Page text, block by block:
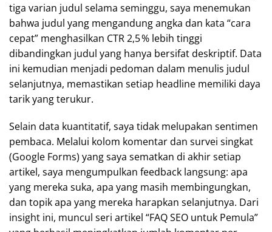
tiga varian judul selama seminggu, saya menemukan
bahwa judul yang mengandung angka dan kata “cara
cepat” menghasilkan CTR 2,5 % lebih tinggi
dibandingkan judul yang hanya bersifat deskriptif. Data
ini kemudian menjadi pedoman dalam menulis judul
selanjutnya, memastikan setiap headline memiliki daya
tarik yang terukur.
Selain data kuantitatif, saya tidak melupakan sentimen
pembaca. Melalui kolom komentar dan survei singkat
(Google Forms) yang saya sematkan di akhir setiap
artikel, saya mengumpulkan feedback langsung: apa
yang mereka suka, apa yang masih membingungkan,
dan topik apa yang mereka harapkan selanjutnya. Dari
insight ini, muncul seri artikel “FAQ SEO untuk Pemula”